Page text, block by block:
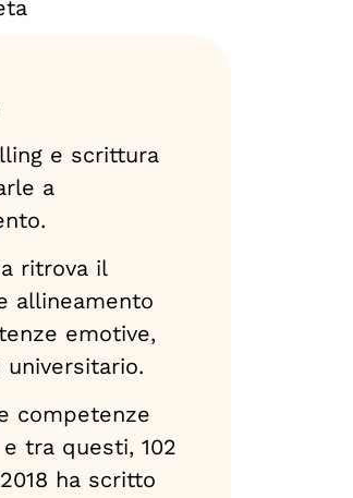
e scrittura
a
ritrova il
allineamento
emotive,
competenze
tra questi, 102
ha scritto